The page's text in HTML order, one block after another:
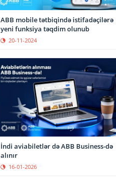
ABB mobile tətbiqində istifadəçilərə
yeni funksiya təqdim olunub
20-11-2024
İndi aviabiletlər də ABB Business-də
alınır
16-01-2026